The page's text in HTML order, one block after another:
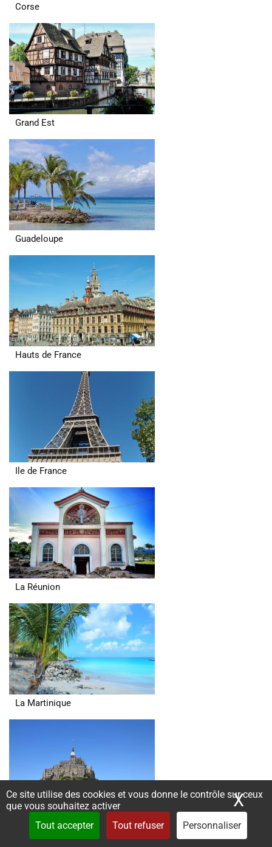
Ce site utilise des cookies et vous donne le contrôle sur ceux
que vous souhaitez activer
Tout accepter
Tout refuser Personnaliser
X
Corse
Grand Est
Guadeloupe
Hauts de France
Ile de France
La Réunion
La Martinique
Normandie